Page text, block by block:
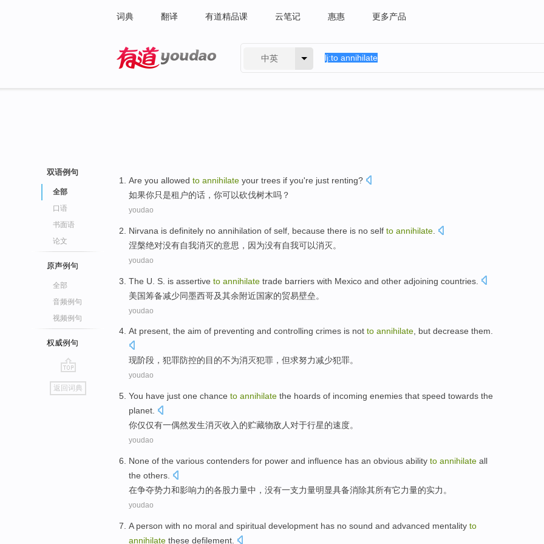
词典 翻译 有道精品课 云笔记 惠惠 更多产品
中英
双语例句
全部
口语
书面语
论文
原声例句
全部
音频例句
视频例句
权威例句
go
top
返回词典
Are you allowed to annihilate your trees if you're just renting?
如果你只是租户的话 ，你可以砍伐树木吗？
youdao
Nirvana is definitely no annihilation of self because there is no self to annihilate
涅槃绝对没有自我消灭的意思， 因为没有自我可以消灭。
youdao
The U. S. is assertive to annihilate trade barriers with Mexico and other adjoining countries
美国筹备减少同墨西哥及其余附近国家的贸易壁垒。
youdao
At present, the aim of preventing and controlling crimes is not to annihilate, but decrease them.
现阶段 ， 犯罪防控的目的不为消灭犯罪， 但求努力减少犯罪。
youdao
You have just one chance to annihilate the hoards of incoming enemies that speed towards the
planet
你仅仅有一偶然发生消灭收入 的贮藏物敌人 对于行星的速度。
youdao
None of the various contenders for power and influence has an obvious ability to annihilate all
the others.
在争夺势力和影响力的各股力量中， 没有一支力量明显具备消除其所有它力量的实力。
youdao
A person with no moral and spiritual development has no sound and advanced mentality to
annihilate these defilement